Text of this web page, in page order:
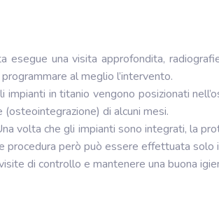
esegue una visita approfondita,
al meglio l’intervento.
impianti in titanio vengono posizionati
(osteointegrazione) di alcuni mesi.
volta che gli impianti sono integrati, la
procedura però può essere effettuata
di controllo e mantenere una buona